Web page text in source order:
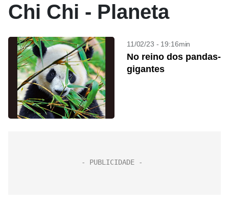
Chi Chi - Planeta
11/02/23 - 19:16min
No reino dos pandas-
gigantes